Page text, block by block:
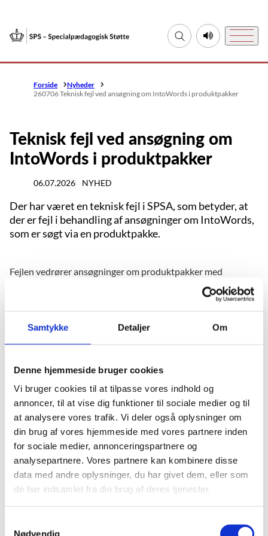
Samtykke Detaljer Om
Denne hjemmeside bruger cookies
Vi bruger cookies til at tilpasse vores indhold og
annoncer, til at vise dig funktioner til sociale medier og til
at analysere vores trafik. Vi deler også oplysninger om
din brug af vores hjemmeside med vores partnere inden
for sociale medier, annonceringspartnere og
analysepartnere. Vores partnere kan kombinere disse
data med andre oplysninger, du har givet dem, eller som
de har indsamlet fra din brug af deres tjenester.
Nødvendig
Gå til forsiden Fold søgefelt udLyt til denne side
Menu
Forside
Nyheder
260706 Teknisk fejl ved ansøgning om IntoWords i produktpakker
Teknisk fejl ved ansøgning om
IntoWords i produktpakker
06.07.2026 NYHED
Der har været en teknisk fejl i SPSA, som betyder, at
der er fejl i behandling af ansøgninger om IntoWords,
som er søgt via en produktpakke.
Fejlen vedrører ansøgninger om produktpakker med
IntoWords, hvor samtykket blev afgivet i perioden 26.-29.
Der er blevet sendt et afgørelsesbrev til eleven eller den
og ansøgningen har status ’Afventer samtykke’.
Hvad skal du gøre nu?
Ansøgningen bliver returneret til institutionen i SPSA, og du
bedes sende ansøgningen igen - det gør du ved at klikke på
’Send’. Herefter bliver ansøgningen automatisk godkendt, og
produktpakken bliver bevilget.
Der bliver ikke sendt en ny anmodning om samtykke, da